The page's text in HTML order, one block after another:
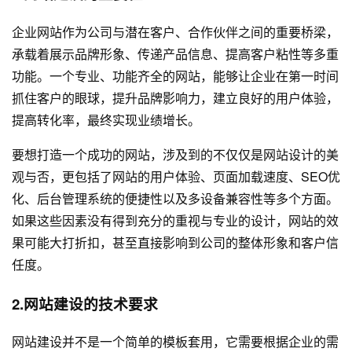
企业网站作为公司与潜在客户、合作伙伴之间的重要桥梁，
承载着展示品牌形象、传递产品信息、提高客户粘性等多重
功能。一个专业、功能齐全的网站，能够让企业在第一时间
抓住客户的眼球，提升品牌影响力，建立良好的用户体验，
提高转化率，最终实现业绩增长。
要想打造一个成功的网站，涉及到的不仅仅是网站设计的美
观与否，更包括了网站的用户体验、页面加载速度、SEO优
化、后台管理系统的便捷性以及多设备兼容性等多个方面。
如果这些因素没有得到充分的重视与专业的设计，网站的效
果可能大打折扣，甚至直接影响到公司的整体形象和客户信
任度。
2.网站建设的技术要求
网站建设并不是一个简单的模板套用，它需要根据企业的需